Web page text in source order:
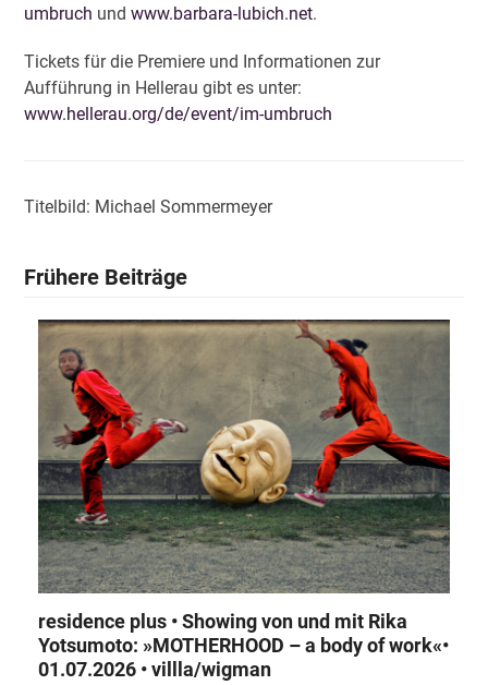
umbruch undwww.barbara-lubich.net.
Tickets für die Premiere und Informationen zur
Aufführung in Hellerau gibt es unter:
www.hellerau.org/de/event/im-umbruch
Titelbild: Michael Sommermeyer
Frühere Beiträge
residence plus • Showing von und mit Rika
Yotsumoto: »MOTHERHOOD – a body of work«•
01.07.2026 • villla/wigman